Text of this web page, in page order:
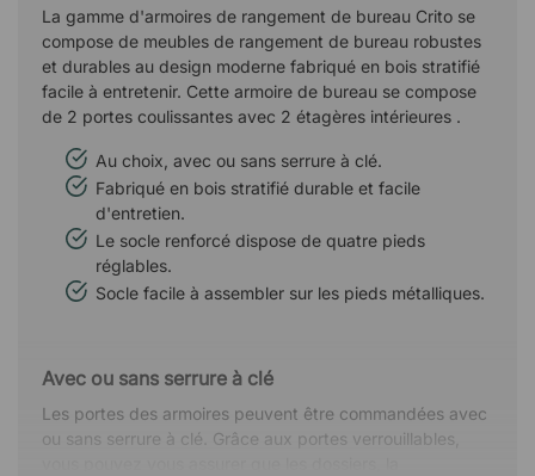
La gamme d'armoires de rangement de bureau Crito se
compose de meubles de rangement de bureau robustes
et durables au design moderne fabriqué en bois stratifié
facile à entretenir. Cette armoire de bureau se compose
de 2 portes coulissantes avec 2 étagères intérieures .
Au choix, avec ou sans serrure à clé.
Fabriqué en bois stratifié durable et facile
d'entretien.
Le socle renforcé dispose de quatre pieds
réglables.
Socle facile à assembler sur les pieds métalliques.
Avec ou sans serrure à clé
Les portes des armoires peuvent être commandées avec
ou sans serrure à clé. Grâce aux portes verrouillables,